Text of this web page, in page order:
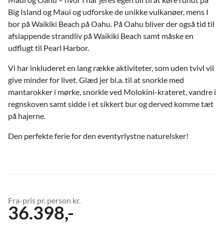
Big Island og Maui og udforske de unikke vulkanøer, mens I
bor på Waikiki Beach på Oahu. På Oahu bliver der også tid til
afslappende strandliv på Waikiki Beach samt måske en
udflugt til Pearl Harbor.
Vi har inkluderet en lang række aktiviteter, som uden tvivl vil
give minder for livet. Glæd jer bl.a. til at snorkle med
mantarokker i mørke, snorkle ved Molokini-krateret, vandre i
regnskoven samt sidde i et sikkert bur og derved komme tæt
på hajerne.
Den perfekte ferie for den eventyrlystne naturelsker!
Fra-pris pr. person kr.
36.398,-